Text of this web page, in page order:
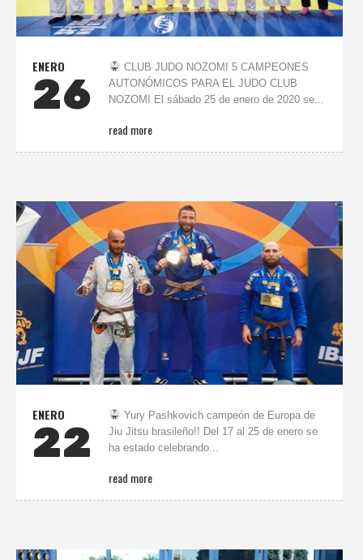
ENERO
26
CLUB JUDO NOZOMI 5 CAMPEONES
AUTONÓMICOS PARA EL JUDO CLUB
NOZOMI El sábado 25 de enero de 2020 se...
read more
ENERO
22
Yury Pashkovich campeón de Europa de
Jiu Jitsu brasileño!! Del 17 al 25 de enero se
ha estado celebrando...
read more